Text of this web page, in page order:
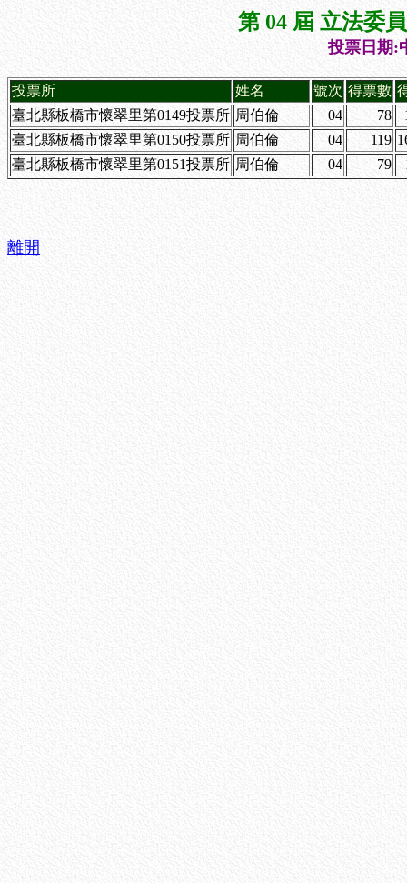
第 04 屆 立法委
投票日期:
投票所 姓名 號次 得票數
臺北縣板橋市懷翠里第0149投票所 周伯倫 04 78
臺北縣板橋市懷翠里第0150投票所 周伯倫 04 119
臺北縣板橋市懷翠里第0151投票所 周伯倫 04 79
離開